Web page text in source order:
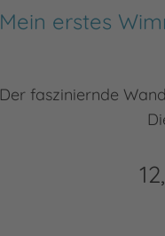
Mein erstes
Der fasziniernde